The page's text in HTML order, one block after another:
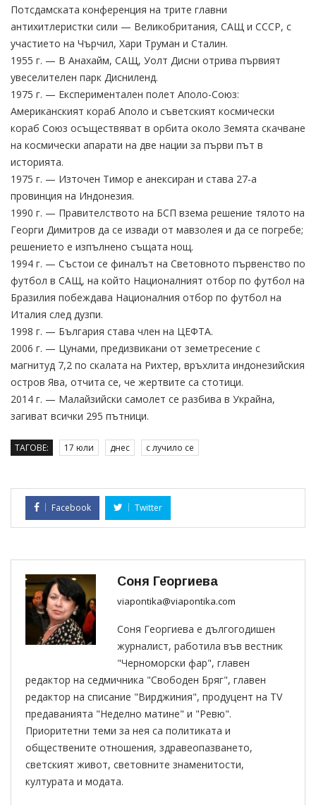
Потсдамската конференция на трите главни
антихитлеристки сили — Великобритания, САЩ и СССР, с
участието на Чърчил, Хари Труман и Сталин.
1955 г. — В Анахайм, САЩ, Уолт Дисни отрива първият
увеселителен парк Дисниленд.
1975 г. — Експериментален полет Аполо-Союз:
Американският кораб Аполо и съветският космически
кораб Союз осъществяват в орбита около Земята скачване
на космически апарати на две нации за първи път в
историята.
1975 г. — Източен Тимор е анексиран и става 27-а
провинция на Индонезия.
1990 г. — Правителството на БСП взема решение тялото на
Георги Димитров да се извади от мавзолея и да се погребе;
решението е изпълнено същата нощ.
1994 г. — Състои се финалът на Световното първенство по
футбол в САЩ, на който Националният отбор по футбол на
Бразилия побеждава Националния отбор по футбол на
Италия след дузпи.
1998 г. — България става член на ЦЕФТА.
2006 г. — Цунами, предизвикани от земетресение с
магнитуд 7,2 по скалата на Рихтер, връхлита индонезийския
остров Ява, отчита се, че жертвите са стотици.
2014 г. — Малайзийски самолет се разбива в Украйна,
загиват всички 295 пътници.
ТАГОВЕ: 17 юли днес с лучило се
Facebook Twitter
Соня Георгиева
viapontika@viapontika.com
Соня Георгиева е дългогодишен
журналист, работила във вестник
"Черноморски фар", главен
редактор на седмичника "Свободен Бряг", главен
редактор на списание "Вирджиния", продуцент на TV
предаванията "Неделно матине" и "Ревю".
Приоритетни теми за нея са политиката и
обществените отношения, здравеопазването,
светският живот, световните знаменитости,
културата и модата.